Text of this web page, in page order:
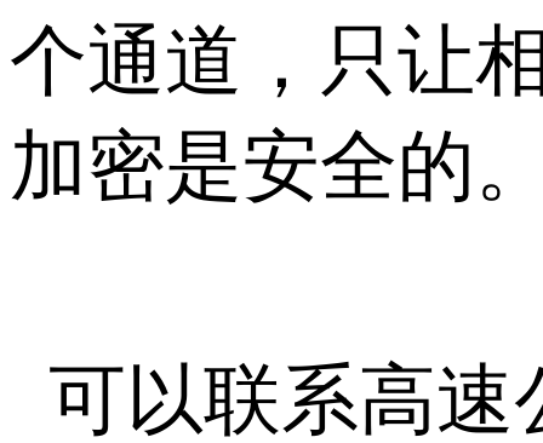
个通道，只让
加密是安全的
可以联系高